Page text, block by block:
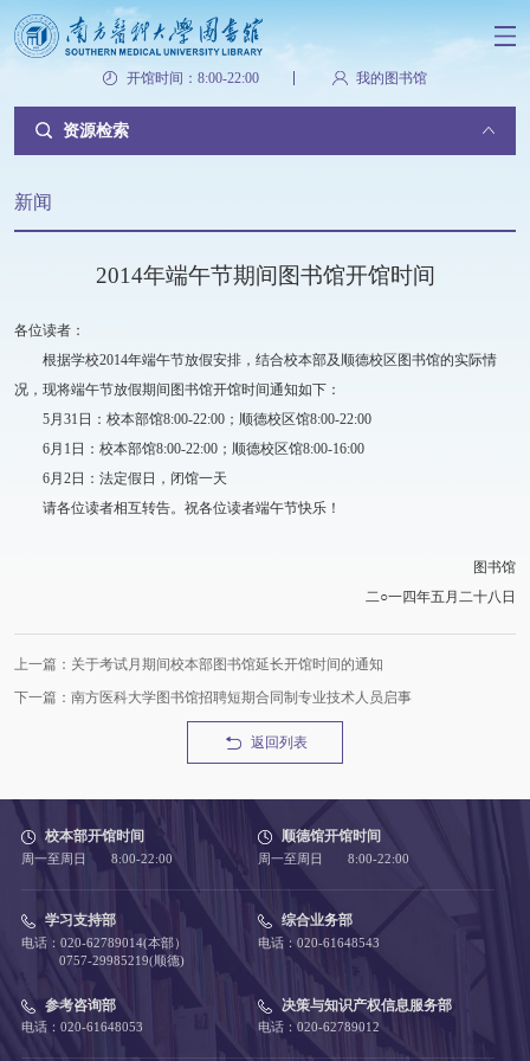
开馆时间：8:00-22:00 我的图书馆
资源检索
新闻
2014年端午节期间图书馆开馆时间
各位读者：
根据学校2014年端午节放假安排，结合校本部及顺德校区图书馆的实际情
况，现将端午节放假期间图书馆开馆时间通知如下：
5月31日：校本部馆8:00-22:00；顺德校区馆8:00-22:00
6月1日：校本部馆8:00-22:00；顺德校区馆8:00-16:00
6月2日：法定假日，闭馆一天
请各位读者相互转告。祝各位读者端午节快乐！
图书馆
二○一四年五月二十八日
上一篇：关于考试月期间校本部图书馆延长开馆时间的通知
下一篇：南方医科大学图书馆招聘短期合同制专业技术人员启事
返回列表
校本部开馆时间
周一至周日 8:00-22:00
顺德馆开馆时间
周一至周日 8:00-22:00
学习支持部
电话：020-62789014(本部）
0757-29985219(顺德)
综合业务部
电话：020-61648543
参考咨询部
电话：020-61648053
决策与知识产权信息服务部
电话：020-62789012